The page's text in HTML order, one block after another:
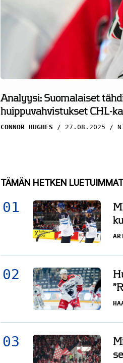
Analyysi: Suomalaiset
huippuvahvistukset CHL-
CONNOR HUGHES 27.08.2025
TÄMÄN HETKEN LUETUIMMAT